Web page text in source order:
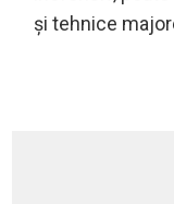
și tehnice